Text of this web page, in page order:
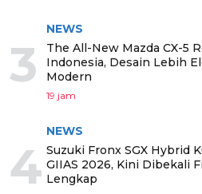
3
NEWS
The All-New Mazda CX-5
Indonesia, Desain Lebih
Modern
19 jam
4
NEWS
Suzuki Fronx SGX Hybrid
GIIAS 2026, Kini Dibekali
Lengkap